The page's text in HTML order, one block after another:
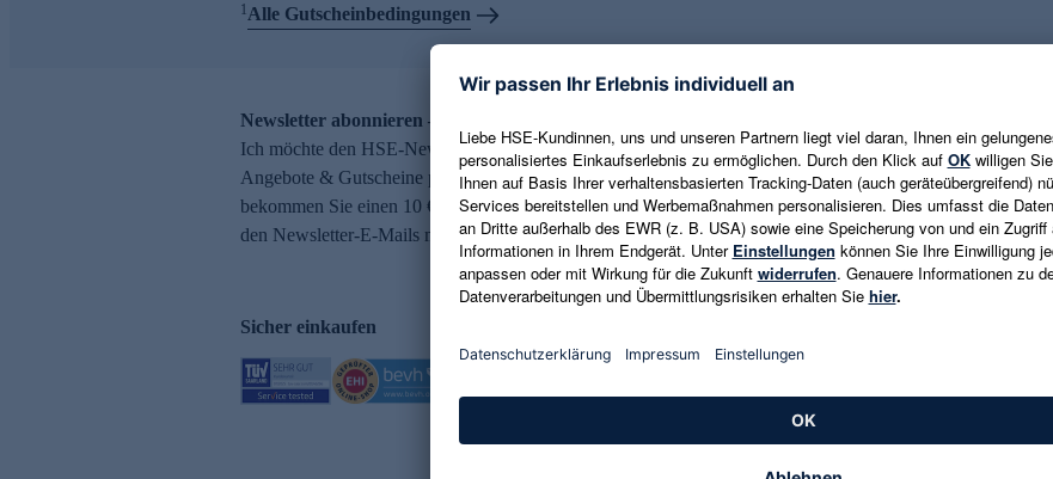
1Alle Gutscheinbedingungen
Newsletter abonnieren – 10 € Gutschein erhalten
Ich möchte den HSE-Newsletter abonnieren und aktuelle Trends,
Angebote & Gutscheine per E-Mail erhalten. Als Dankeschön
bekommen Sie einen 10 € Gutschein. Eine Abmeldung ist jederzeit in
den Newsletter-E-Mails möglich.
E-Mail-Adresse eingeben
Es gelten die Datenschutzrichtlinien
Sicher einkaufen